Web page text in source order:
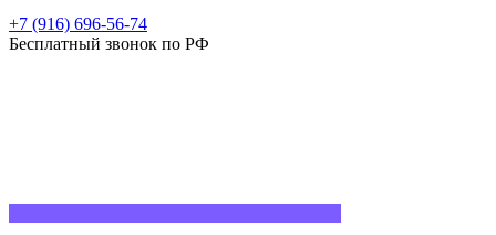
+7 (916) 696-56-74
Бесплатный звонок по РФ